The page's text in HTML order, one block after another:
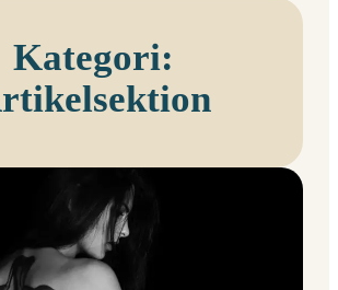
Kategori: